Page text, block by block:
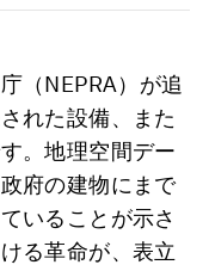
（NEPRA）が追
れた設備、また
。地理空間デー
府の建物にまで
いることが示さ
る革命が、表立